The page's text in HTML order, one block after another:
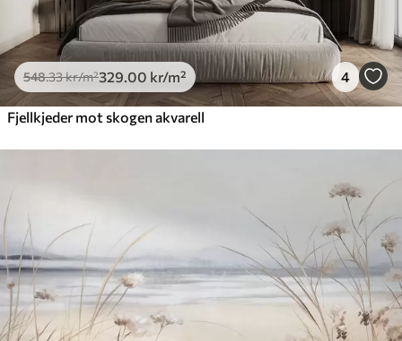
548.33kr/m²329 .00 kr/m² 4
Fjellkjeder mot skogen akvarell